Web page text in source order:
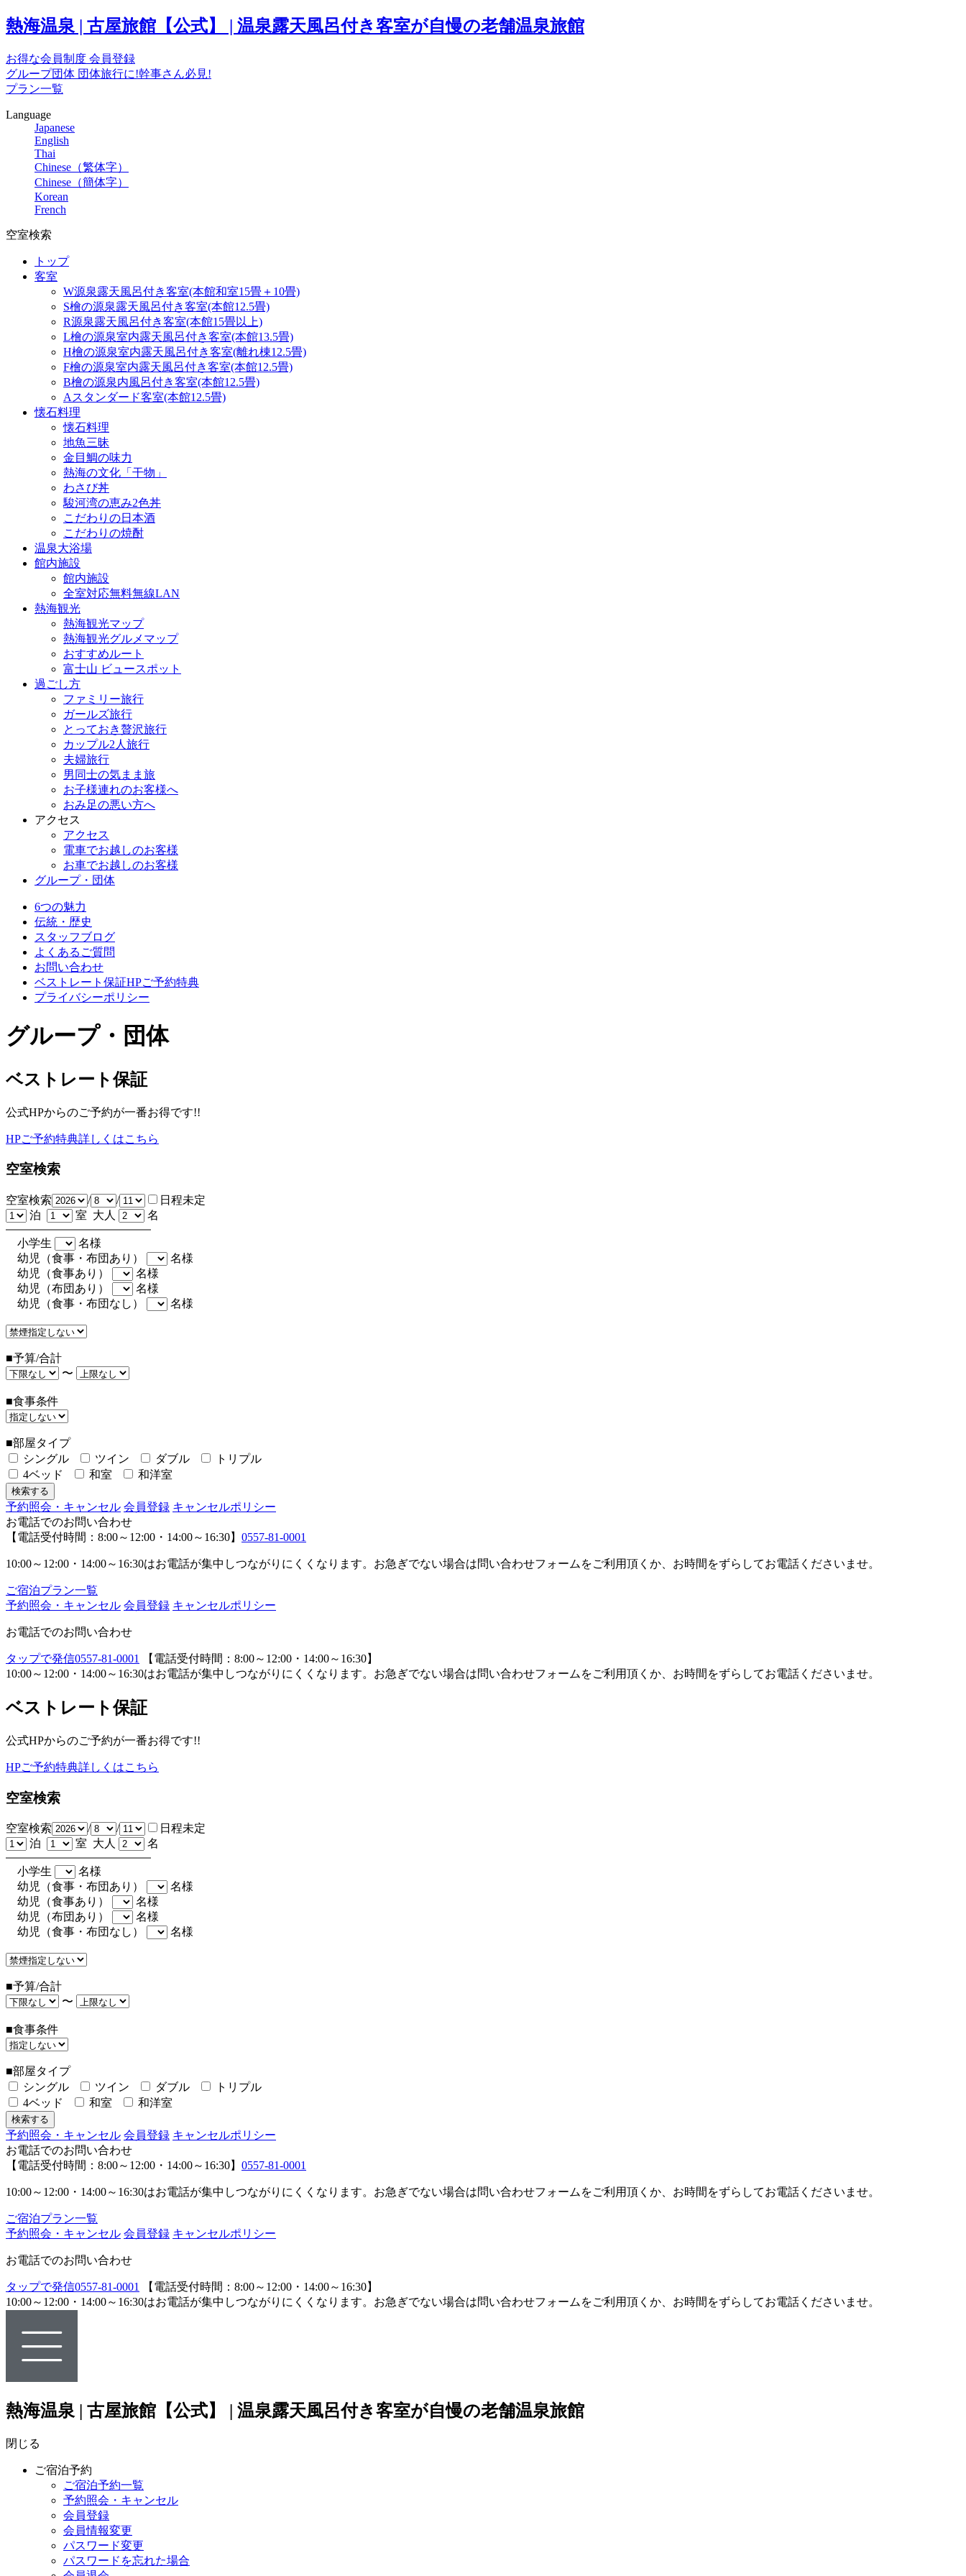
熱海温泉 | 古屋旅館【公式】 | 温泉露天風呂付き客室が自慢の老舗温泉旅館
お得な会員制度 会員登録
グループ団体 団体旅行に!幹事さん必見!
プラン一覧
Language
Japanese
English
Thai
Chinese（繁体字）
Chinese（簡体字）
Korean
French
空室検索
トップ
客室
W源泉露天風呂付き客室(本館和室15畳＋10畳)
S檜の源泉露天風呂付き客室(本館12.5畳)
R源泉露天風呂付き客室(本館15畳以上)
L檜の源泉室内露天風呂付き客室(本館13.5畳)
H檜の源泉室内露天風呂付き客室(離れ棟12.5畳)
F檜の源泉室内露天風呂付き客室(本館12.5畳)
B檜の源泉内風呂付き客室(本館12.5畳)
Aスタンダード客室(本館12.5畳)
懐石料理
懐石料理
地魚三昧
金目鯛の味力
熱海の文化「干物」
わさび丼
駿河湾の恵み2色丼
こだわりの日本酒
こだわりの焼酎
温泉大浴場
館内施設
館内施設
全室対応無料無線LAN
熱海観光
熱海観光マップ
熱海観光グルメマップ
おすすめルート
富士山 ビュースポット
過ごし方
ファミリー旅行
ガールズ旅行
とっておき贅沢旅行
カップル2人旅行
夫婦旅行
男同士の気まま旅
お子様連れのお客様へ
おみ足の悪い方へ
アクセス
アクセス
電車でお越しのお客様
お車でお越しのお客様
グループ・団体
6つの魅力
伝統・歴史
スタッフブログ
よくあるご質問
お問い合わせ
ベストレート保証HPご予約特典
プライバシーポリシー
グループ・団体
ベストレート保証
公式HPからのご予約が一番お得です!!
HPご予約特典詳しくはこちら
空室検索
空室検索 / /
日程未定
泊
室 大人 名
小学生
名様
幼児（食事・布団あり）
名様
幼児（食事あり）
名様
幼児（布団あり）
名様
幼児（食事・布団なし）
名様
■予算/合計
〜
■食事条件
■部屋タイプ
シングル
ツイン ダブル
トリプル
4ベッド
和室 和洋室
予約照会・キャンセル 会員登録 キャンセルポリシー
お電話でのお問い合わせ
【電話受付時間：8:00～12:00・14:00～16:30】 0557-81-0001
10:00～12:00・14:00～16:30はお電話が集中しつながりにくくなります。お急ぎでない場合は問い合わせフォームをご利用頂くか、お時間をずらしてお電話くださいませ。
ご宿泊プラン一覧
予約照会・キャンセル 会員登録 キャンセルポリシー
お電話でのお問い合わせ
タップで発信0557-81-0001
【電話受付時間：8:00～12:00・14:00～16:30】
10:00～12:00・14:00～16:30はお電話が集中しつながりにくくなります。お急ぎでない場合は問い合わせフォームをご利用頂くか、お時間をずらしてお電話くださいませ。
ベストレート保証
公式HPからのご予約が一番お得です!!
HPご予約特典詳しくはこちら
空室検索
空室検索 / /
日程未定
泊
室 大人 名
小学生
名様
幼児（食事・布団あり）
名様
幼児（食事あり）
名様
幼児（布団あり）
名様
幼児（食事・布団なし）
名様
■予算/合計
〜
■食事条件
■部屋タイプ
シングル
ツイン ダブル
トリプル
4ベッド
和室 和洋室
予約照会・キャンセル 会員登録 キャンセルポリシー
お電話でのお問い合わせ
【電話受付時間：8:00～12:00・14:00～16:30】 0557-81-0001
10:00～12:00・14:00～16:30はお電話が集中しつながりにくくなります。お急ぎでない場合は問い合わせフォームをご利用頂くか、お時間をずらしてお電話くださいませ。
ご宿泊プラン一覧
予約照会・キャンセル 会員登録 キャンセルポリシー
お電話でのお問い合わせ
タップで発信0557-81-0001
【電話受付時間：8:00～12:00・14:00～16:30】
10:00～12:00・14:00～16:30はお電話が集中しつながりにくくなります。お急ぎでない場合は問い合わせフォームをご利用頂くか、お時間をずらしてお電話くださいませ。
熱海温泉 | 古屋旅館【公式】 | 温泉露天風呂付き客室が自慢の老舗温泉旅館
閉じる
ご宿泊予約
ご宿泊予約一覧
予約照会・キャンセル
会員登録
会員情報変更
パスワード変更
パスワードを忘れた場合